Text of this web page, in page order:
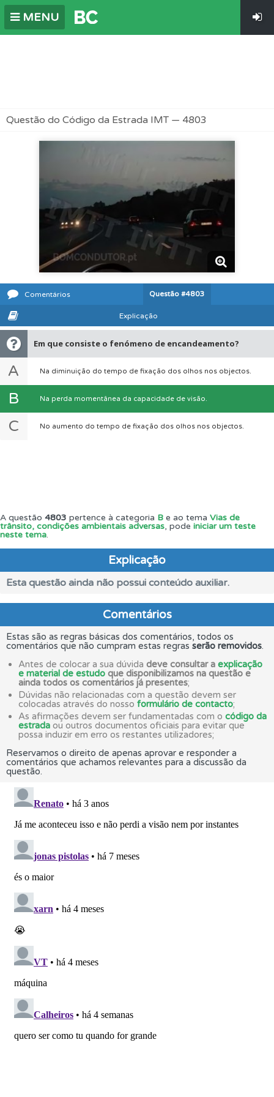
MENU
Questão do Código da Estrada IMT — 4803
Comentários Questão #4803
Explicação
Em que consiste o fenómeno de encandeamento?
A Na diminuição do tempo de fixação dos olhos nos objectos.
B Na perda momentânea da capacidade de visão.
C No aumento do tempo de fixação dos olhos nos objectos.
A questão 4803 pertence à categoria B e ao tema Vias de
trânsito, condições ambientais adversas, pode iniciar um teste
neste tema.
Explicação
Esta questão ainda não possui conteúdo auxiliar.
Comentários
Estas são as regras básicas dos comentários, todos os
comentários que não cumpram estas regras serão removidos.
Antes de colocar a sua dúvida deve consultar a explicação
e material de estudo que disponibilizamos na questão e
ainda todos os comentários já presentes;
Dúvidas não relacionadas com a questão devem ser
colocadas através do nosso formulário de contacto;
As afirmações devem ser fundamentadas com o código da
estrada ou outros documentos oficiais para evitar que
possa induzir em erro os restantes utilizadores;
Reservamos o direito de apenas aprovar e responder a
comentários que achamos relevantes para a discussão da
questão.